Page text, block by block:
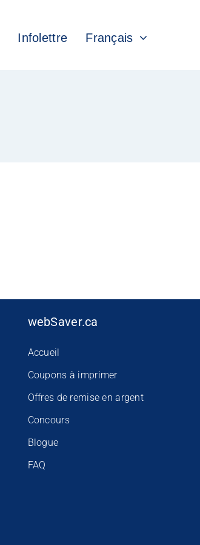
Infolettre Français
webSaver.ca
Accueil
Coupons à imprimer
Offres de remise en argent
Concours
Blogue
FAQ